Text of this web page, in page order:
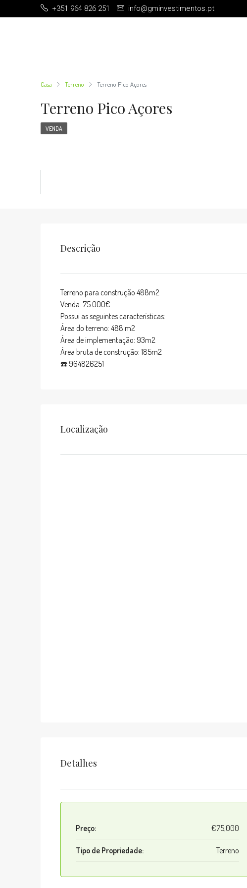
+351 964 826 251 info@gminvestimentos.pt
Casa Terreno Terreno Pico Açores
Terreno Pico Açores
VENDA
Descrição
Terreno para construção 488m2
Venda: 75.000€
Possui as seguintes características:
Área do terreno: 488 m2
Área de implementação: 93m2
Área bruta de construção: 185m2
☎️ 964826251
Localização
Detalhes
Preço: €75,000
Tipo de Propriedade: Terreno